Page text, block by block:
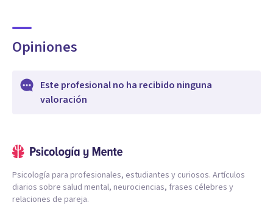
Opiniones
Este profesional no ha recibido ninguna
valoración
Psicología para profesionales, estudiantes y curiosos. Artículos
diarios sobre salud mental, neurociencias, frases célebres y
relaciones de pareja.